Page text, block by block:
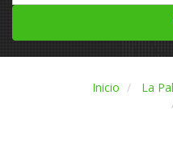
Inicio La